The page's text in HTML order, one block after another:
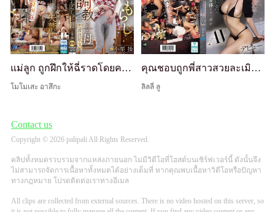
แม่ลูก ถูกฝึกให้ฉี่ราดโดยควยลูกชายขนาดใหญ่ "ขอโทษนะ มันน่าอายมาก..." การครอบงำด้วยการฉี่แบบรักต้องห้ามที่น่าอับอาย
โมโมเสะ อาสึกะ
คุณชอบถูกพี่สาวสวยละเมิดไหม? อัจฉริยะที่มีเทคนิคดอมินาทริกซ์สุดขีดที่ฝึกฝนมาจากสถานที่ M-sensual ชื่อดังในคันไซ และร่างกายเข้มข้นด้วยหน้าอกใหญ่เพรียวบาง ชิฮิโระ มิโคโตะ เดบิวต์ AV
ลิลลี่ ลู
Contact us
Copyright © 2026 palipali All Rights Reserved.
คลิปทั้งหมดรวบรวมจากแหล่งภายนอก ไม่มีวิดีโอที่โฮสต์บนเซิร์ฟเวอร์นี้ ดังนั้นจึง
ไม่สามารถจัดการเนื้อหาทั้งหมดได้อย่างเต็มที่ หากคุณพบเนื้อหาวิดีโอหรือปัญหา
ทางกฎหมาย โปรดติดต่อเราทางอีเมล
All clips are collected from external sources. There is no video hosted on this server, so